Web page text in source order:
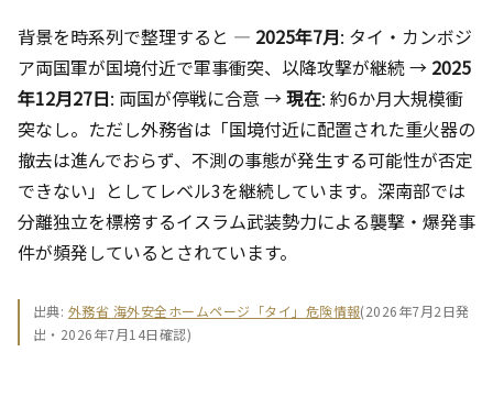
背景を時系列で整理すると ― 2025年7月: タイ・カンボジ
ア両国軍が国境付近で軍事衝突、以降攻撃が継続 → 2025
年12月27日: 両国が停戦に合意 →現在: 約6か月大規模衝
突なし。ただし外務省は「国境付近に配置された重火器の
撤去は進んでおらず、不測の事態が発生する可能性が否定
できない」としてレベル3を継続しています。深南部では
分離独立を標榜するイスラム武装勢力による襲撃・爆発事
件が頻発しているとされています。
出典: 外務省 海外安全ホームページ「タイ」危険情報(2026年7月2日発
出・2026年7月14日確認)